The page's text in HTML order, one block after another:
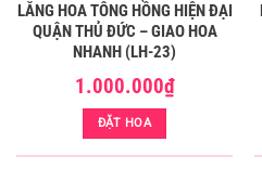
LẴNG HOA TÔNG HỒNG HIỆN ĐẠI
QUẬN THỦ ĐỨC – GIAO HOA
NHANH (LH-23)
1.000.000₫
ĐẶT HOA